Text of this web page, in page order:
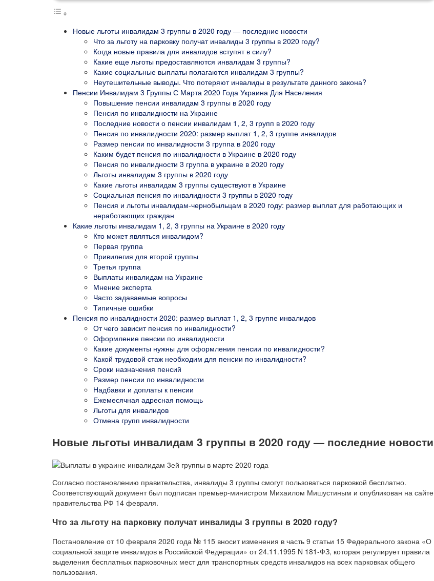
Новые льготы инвалидам 3 группы в 2020 году — последние новости
Что за льготу на парковку получат инвалиды 3 группы в 2020 году?
Когда новые правила для инвалидов вступят в силу?
Какие еще льготы предоставляются инвалидам 3 группы?
Какие социальные выплаты полагаются инвалидам 3 группы?
Неутешительные выводы. Что потеряют инвалиды в результате данного закона?
Пенсии Инвалидам 3 Группы С Марта 2020 Года Украина Для Населения
Повышение пенсии инвалидам 3 группы в 2020 году
Пенсия по инвалидности на Украине
Последние новости о пенсии инвалидам 1, 2, 3 групп в 2020 году
Пенсия по инвалидности 2020: размер выплат 1, 2, 3 группе инвалидов
Размер пенсии по инвалидности 3 группа в 2020 году
Каким будет пенсия по инвалидности в Украине в 2020 году
Пенсия по инвалидности 3 группа в украине в 2020 году
Льготы инвалидам 3 группы в 2020 году
Какие льготы инвалидам 3 группы существуют в Украине
Социальная пенсия по инвалидности 3 группы в 2020 году
Пенсия и льготы инвалидам-чернобыльцам в 2020 году: размер выплат для работающих и
неработающих граждан
Какие льготы инвалидам 1, 2, 3 группы на Украине в 2020 году
Кто может являться инвалидом?
Первая группа
Привилегия для второй группы
Третья группа
Выплаты инвалидам на Украине
Мнение эксперта
Часто задаваемые вопросы
Типичные ошибки
Пенсия по инвалидности 2020: размер выплат 1, 2, 3 группе инвалидов
От чего зависит пенсия по инвалидности?
Оформление пенсии по инвалидности
Какие документы нужны для оформления пенсии по инвалидности?
Какой трудовой стаж необходим для пенсии по инвалидности?
Сроки назначения пенсий
Размер пенсии по инвалидности
Надбавки и доплаты к пенсии
Ежемесячная адресная помощь
Льготы для инвалидов
Отмена групп инвалидности
Новые льготы инвалидам 3 группы в 2020 году — последние новости
Согласно постановлению правительства, инвалиды 3 группы смогут пользоваться парковкой бесплатно.
Соответствующий документ был подписан премьер-министром Михаилом Мишустиным и опубликован на сайте
правительства РФ 14 февраля.
Что за льготу на парковку получат инвалиды 3 группы в 2020 году?
Постановление от 10 февраля 2020 года № 115 вносит изменения в часть 9 статьи 15 Федерального закона «О
социальной защите инвалидов в Российской Федерации» от 24.11.1995 N 181-ФЗ, которая регулирует правила
выделения бесплатных парковочных мест для транспортных средств инвалидов на всех парковках общего
пользования.